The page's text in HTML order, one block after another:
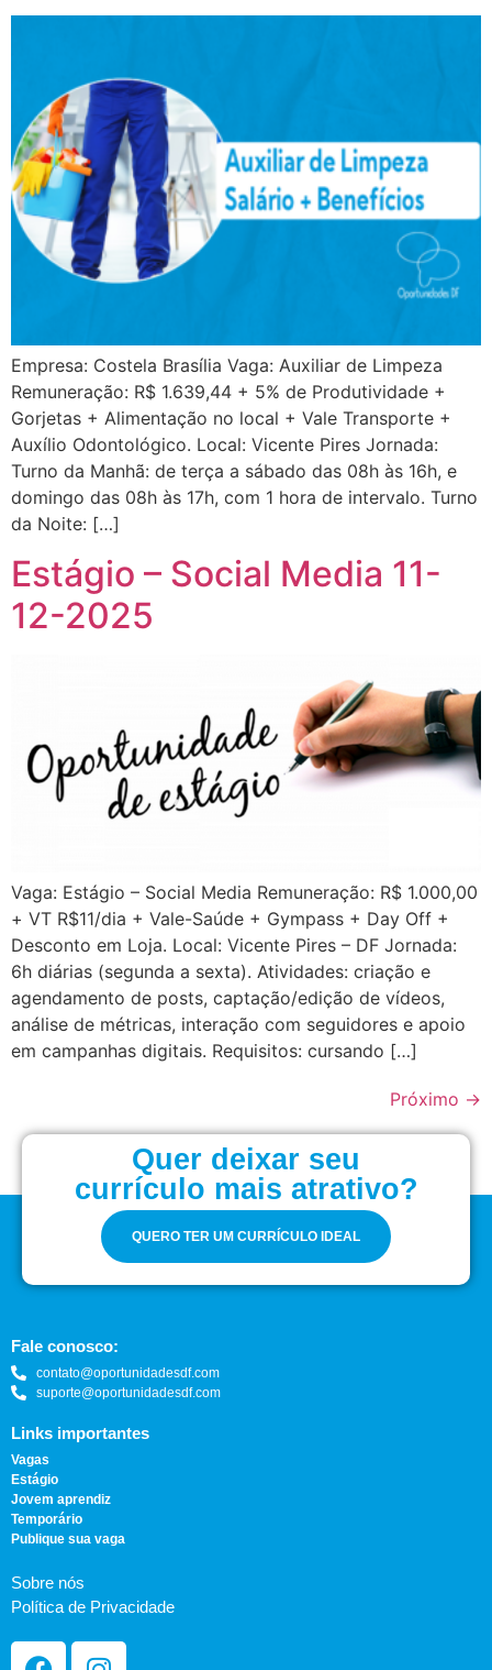
Empresa: Costela Brasília Vaga: Auxiliar de Limpeza
Remuneração: R$ 1.639,44 + 5% de Produtividade +
Gorjetas + Alimentação no local + Vale Transporte +
Auxílio Odontológico. Local: Vicente Pires Jornada:
Turno da Manhã: de terça a sábado das 08h às 16h, e
domingo das 08h às 17h, com 1 hora de intervalo. Turno
da Noite: […]
Estágio – Social Media 11-
12-2025
Vaga: Estágio – Social Media Remuneração: R$ 1.000,00
+ VT R$11/dia + Vale-Saúde + Gympass + Day Off +
Desconto em Loja. Local: Vicente Pires – DF Jornada:
6h diárias (segunda a sexta). Atividades: criação e
agendamento de posts, captação/edição de vídeos,
análise de métricas, interação com seguidores e apoio
em campanhas digitais. Requisitos: cursando […]
Próximo →
Quer deixar seu
currículo mais atrativo?
QUERO TER UM CURRÍCULO IDEAL
Fale conosco:
contato@oportunidadesdf.com
suporte@oportunidadesdf.com
Links importantes
Vagas
Estágio
Jovem aprendiz
Temporário
Publique sua vaga
Sobre nós
Política de Privacidade